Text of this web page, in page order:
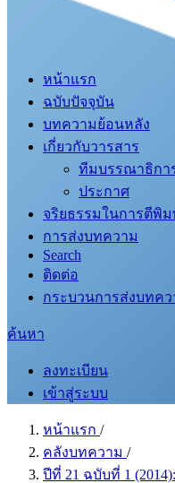
หน้าแรก
ฉบับปัจจุบัน
บทความย้อนหลัง
เกี่ยวกับวารสาร
ทีมบรรณาธิกา
ประกาศ
จริยธรรมในการตีพิ
การส่งบทความ
Search
ติดต่อ
กระบวนการส่งบทค
ค้นหา
ลงทะเบียน
เข้าสู่ระบบ
หน้าแรก /
คลังบทความ /
ปีที่ 21 ฉบับที่ 1